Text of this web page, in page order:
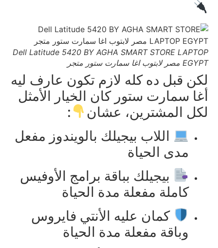
Dell Latitude 5420 BY AGHA SMART STORE LAPTOP
EGYPT مصر لابتوب اغا سمارت ستور متجر
لكن قبل ده كله لازم تكون عارف ليه
أغا سمارت ستور كان الخيار الأمثل
لكل المشترين، عشان
:
اللاب بيجيلك بالويندوز مفعل
مدى الحياة
بيجيلك بباقة برامج الأوفيس
كاملة مفعلة مدة الحياة
كمان عليه الأنتي فايروس
وباقة مفعلة مدة الحياة